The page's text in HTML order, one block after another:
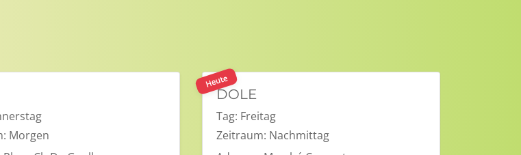
Morgen
Heute
DOLE
Tag: Freitag
Zeitraum: Nachmittag